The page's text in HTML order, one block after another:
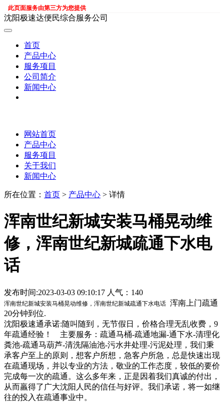
此页面服务由第三方为您提供
沈阳极速达便民综合服务公司
首页
产品中心
服务项目
公司简介
新闻中心
网站首页
产品中心
服务项目
关于我们
新闻中心
所在位置： 首页 > 产品中心 > 详情
浑南世纪新城安装马桶晃动维
修，浑南世纪新城疏通下水电
话
发布时间:2023-03-03 09:10:17 人气：140
浑南世纪新城安装马桶晃动维修，浑南世纪新城疏通下水电话 浑南上门疏通
20分钟到位.
沈阳极速通承诺:随叫随到，无节假日，价格合理无乱收费，9
年疏通经验！ 主要服务：疏通马桶-疏通地漏-通下水-清理化
粪池-疏通马葫芦-清洗隔油池-污水井处理-污泥处理，我们秉
承客户至上的原则，想客户所想，急客户所急，总是快速出现
在疏通现场，并以专业的方法，敬业的工作态度，较低的要价
完成每一次的疏通。这么多年来，正是因着我们真诚的付出，
从而羸得了广大沈阳人民的信任与好评。我们承诺，将一如继
往的投入在疏通事业中。